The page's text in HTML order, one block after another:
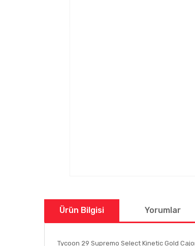
Ürün Bilgisi Yorumlar
Tycoon 29 Supremo Select Kinetic Gold